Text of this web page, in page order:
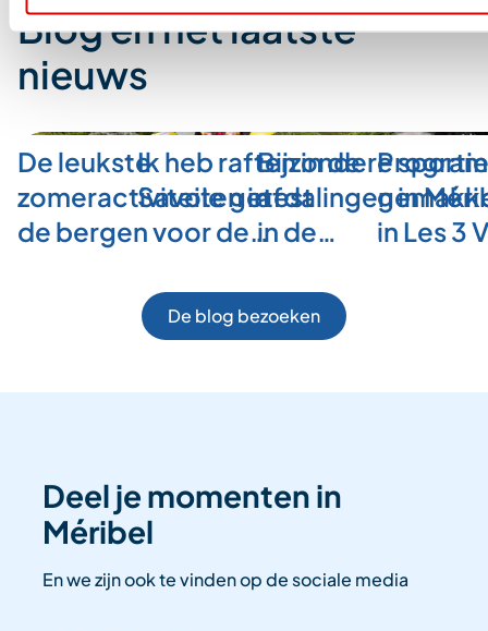
Blog en het laatste
nieuws
De leukste
zomeractiviteiten in
de bergen voor de…
Ik heb raften in de
Savoie getest
Bijzondere
afdalingen in
in de…
in Les 3
De blog bezoeken
Deel je momenten in
Méribel
En we zijn ook te vinden op de sociale media